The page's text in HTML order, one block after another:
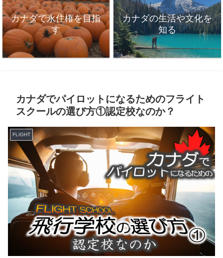
カナダで永住権を目指
す
カナダの生活や文化を
知る
カナダでパイロットになるためのフライト
スクールの選び方①認定校なのか？
FLIGHT